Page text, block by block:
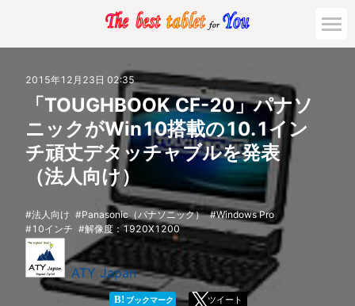
市場動向
活用対策と事例
主要機種の比較
ゲーミング
法人向け
2015年12月23日 02:35
「TOUGHBOOK CF-20」パナソ
ニックがWin10搭載の10.1イン
チ頑丈デタッチャブルを発表
（法人向け）
法人向け Panasonic（パナソニック）
Windows Pro
10インチ
解像度：1920X1200
ATY Japan
B! ブックマーク
ツイート